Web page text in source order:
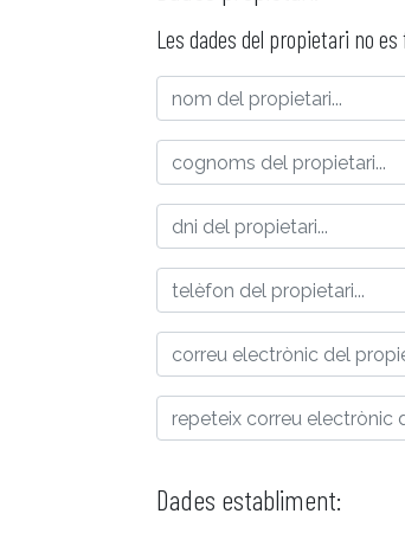
Les dades del propietari no
Dades establiment: